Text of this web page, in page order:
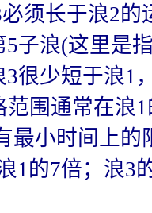
须长于浪2的
子浪(这里是
很少短于浪1
范围通常在浪
最小时间上的
1的7倍；浪3